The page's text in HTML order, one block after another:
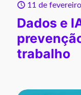
11 de
Dados e
trabalho